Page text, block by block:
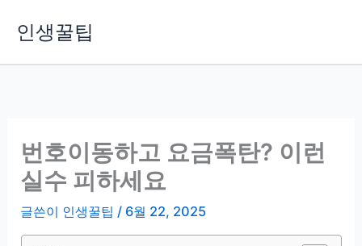
인생꿀팁
번호이동하고 요금폭탄? 이런
실수 피하세요
글쓴이 인생꿀팁 / 6월 22, 2025